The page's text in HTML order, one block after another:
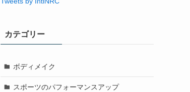
カテゴリー
ボディメイク
スポーツのパフォーマンスアップ